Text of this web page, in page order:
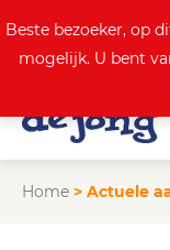
Actuele
Home > Actuele
Beste bezoeker, op
mogelijk. U bent